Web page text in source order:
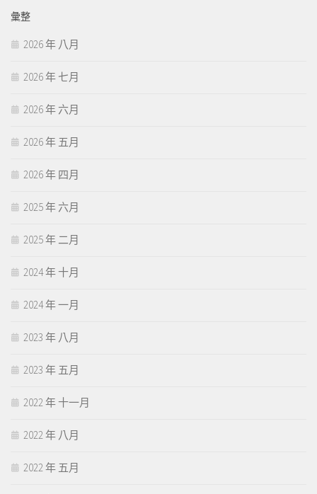
彙整
2026 年 八月
2026 年 七月
2026 年 六月
2026 年 五月
2026 年 四月
2025 年 六月
2025 年 二月
2024 年 十月
2024 年 一月
2023 年 八月
2023 年 五月
2022 年 十一月
2022 年 八月
2022 年 五月